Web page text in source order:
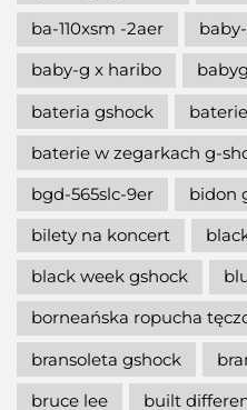
ba-110xsm -2aer
baby-g x haribo
babyg
bateria gshock
baterie w zegarkach g-
bgd-565slc-9er
bidon
bilety na koncert
black week gshock
borneańska ropucha
bransoleta gshock
bruce lee
built